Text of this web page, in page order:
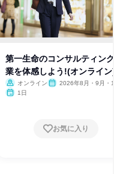
第一生命のコンサルティン
業を体感しよう!(オンライン
オンライン
2026年8月・9月・
1日
お気に入り